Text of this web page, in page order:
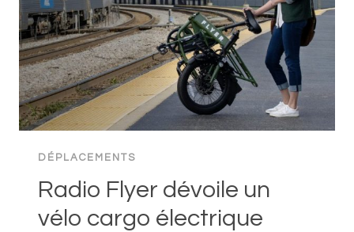
DÉPLACEMENTS
Radio Flyer dévoile un
vélo cargo électrique